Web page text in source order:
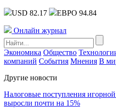
USD 82.17 ЕВРО 94.84
Онлайн журнал
Экономика Общество
компаний События Мнения В
Другие новости
Налоговые поступления
выросли почти на 15%